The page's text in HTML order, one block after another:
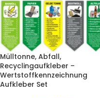
Mülltonne, Abfall,
Recyclingaufkleber –
Wertstoffkennzeichnung
Aufkleber Set